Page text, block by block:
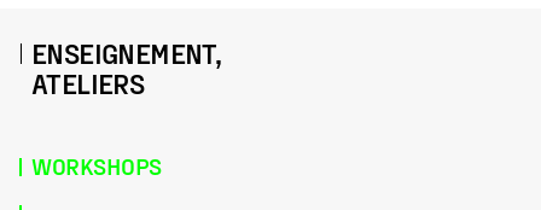
ENSEIGNEMENT,
ATELIERS
WORKSHOPS